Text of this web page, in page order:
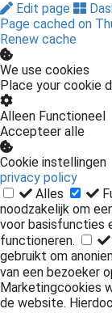
Edit page
Page cached on
Renew cache
We use cookies
Place your cookie
Alleen Functioneel
Accepteer alle
Cookie instellingen
privacy policy
Alles
noodzakelijk om
voor basisfuncties
functioneren.
gebruikt om
van een bezoeker
Marketingcookies
de website.